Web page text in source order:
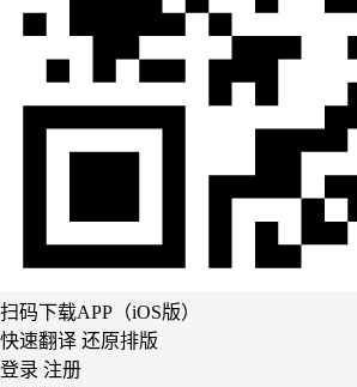
扫码下载APP（iOS版）
快速翻译 还原排版
登录 注册